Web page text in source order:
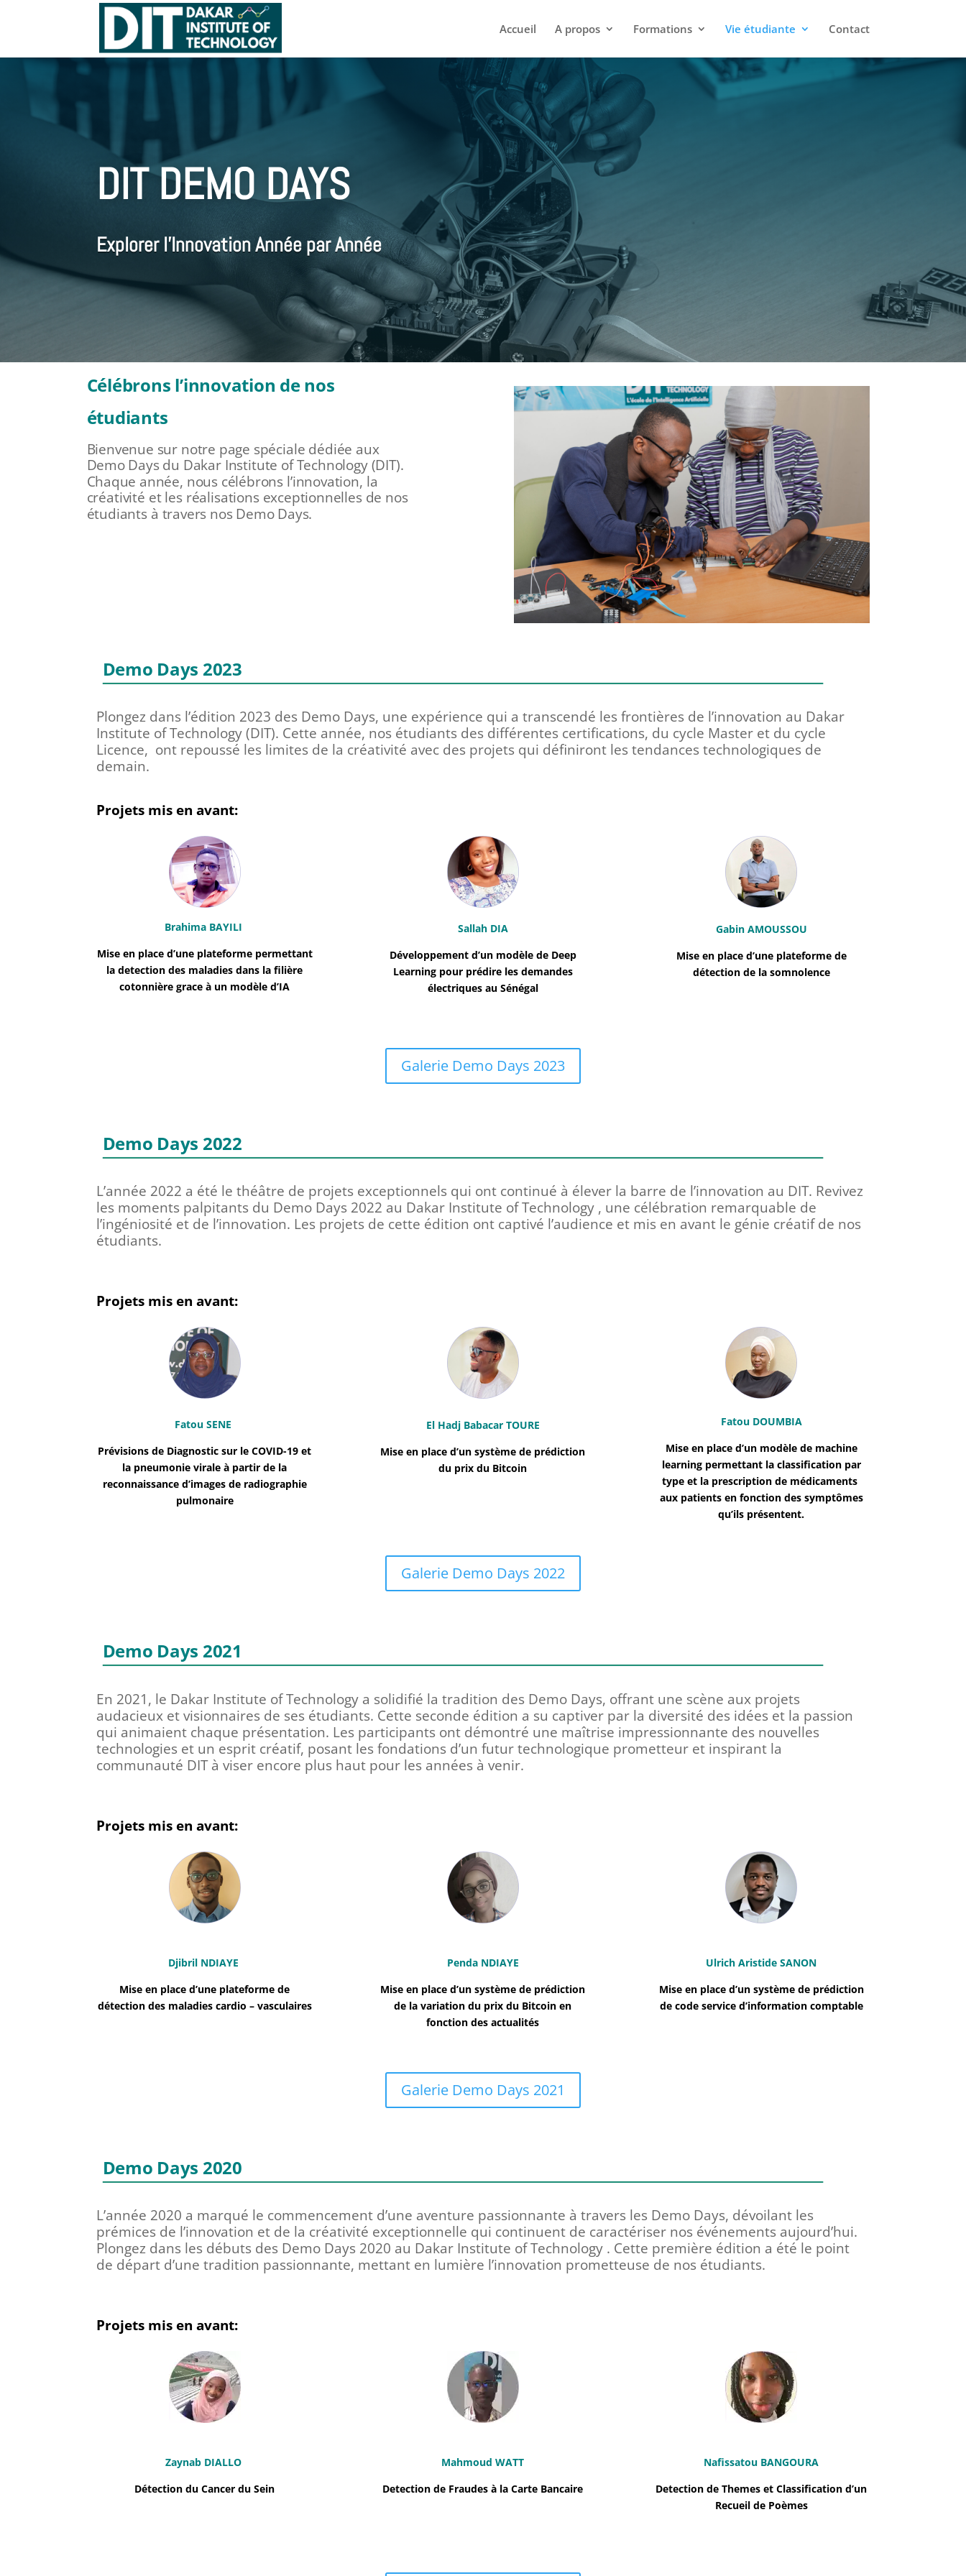
Accueil A propos Formations Vie étudiante Contact
DIT DEMO DAYS
Explorer l’Innovation Année par Année
Célébrons l’innovation de nos
étudiants
Bienvenue sur notre page spéciale dédiée aux
Demo Days du Dakar Institute of Technology (DIT).
Chaque année, nous célébrons l’innovation, la
créativité et les réalisations exceptionnelles de nos
étudiants à travers nos Demo Days.
Demo Days 2023
Plongez dans l’édition 2023 des Demo Days, une expérience qui a transcendé les frontières de l’innovation au Dakar
Institute of Technology (DIT). Cette année, nos étudiants des différentes certifications, du cycle Master et du cycle
Licence, ont repoussé les limites de la créativité avec des projets qui définiront les tendances technologiques de
demain.
Projets mis en avant:
Brahima BAYILI
Mise en place d’une plateforme permettant
la detection des maladies dans la filière
cotonnière grace à un modèle d’IA
Sallah DIA
Développement d’un modèle de Deep
Learning pour prédire les demandes
électriques au Sénégal
Gabin AMOUSSOU
Mise en place d’une plateforme de
détection de la somnolence
Galerie Demo Days 2023
Demo Days 2022
L’année 2022 a été le théâtre de projets exceptionnels qui ont continué à élever la barre de l’innovation au DIT. Revivez
les moments palpitants du Demo Days 2022 au Dakar Institute of Technology , une célébration remarquable de
l’ingéniosité et de l’innovation. Les projets de cette édition ont captivé l’audience et mis en avant le génie créatif de nos
étudiants.
Projets mis en avant:
Fatou SENE
Prévisions de Diagnostic sur le COVID-19 et
la pneumonie virale à partir de la
reconnaissance d’images de radiographie
pulmonaire
El Hadj Babacar TOURE
Mise en place d’un système de prédiction
du prix du Bitcoin
Fatou DOUMBIA
Mise en place d’un modèle de machine
learningpermettant la classification par
type et la prescription de médicaments
aux patients en fonction des symptômes
qu’ils présentent.
Galerie Demo Days 2022
Demo Days 2021
En 2021, le Dakar Institute of Technology a solidifié la tradition des Demo Days, offrant une scène aux projets
audacieux et visionnaires de ses étudiants. Cette seconde édition a su captiver par la diversité des idées et la passion
qui animaient chaque présentation. Les participants ont démontré une maîtrise impressionnante des nouvelles
technologies et un esprit créatif, posant les fondations d’un futur technologique prometteur et inspirant la
communauté DIT à viser encore plus haut pour les années à venir.
Projets mis en avant:
Djibril NDIAYE
Mise en place d’une plateforme de
détection des maladies cardio – vasculaires
Penda NDIAYE
Mise en place d’un système de prédiction
de la variation du prix du Bitcoin en
fonction des actualités
Ulrich Aristide SANON
Mise en place d’un système de prédiction
de code service d’information comptable
Galerie Demo Days 2021
Demo Days 2020
L’année 2020 a marqué le commencement d’une aventure passionnante à travers les Demo Days, dévoilant les
prémices de l’innovation et de la créativité exceptionnelle qui continuent de caractériser nos événements aujourd’hui.
Plongez dans les débuts des Demo Days 2020 au Dakar Institute of Technology . Cette première édition a été le point
de départ d’une tradition passionnante, mettant en lumière l’innovation prometteuse de nos étudiants.
Projets mis en avant:
Zaynab DIALLO
Détection du Cancer du Sein
Mahmoud WATT
Detection de Fraudes à la Carte Bancaire
Nafissatou BANGOURA
Detection de Themes et Classification d’un
Recueil de Poèmes